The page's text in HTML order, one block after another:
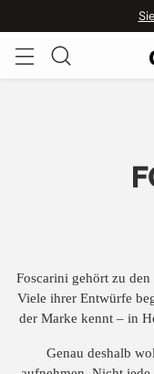
Foscarini gehört zu
Viele ihrer Entwürfe
der Marke kennt – in
Genau deshalb